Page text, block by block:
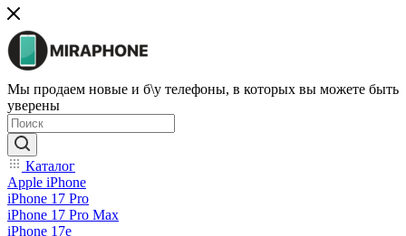
Мы продаем новые и б\у телефоны, в которых вы можете быть
уверены
Каталог
Apple iPhone
iPhone 17 Pro
iPhone 17 Pro Max
iPhone 17e